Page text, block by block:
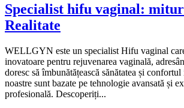
Specialist hifu vaginal:
Realitate
WELLGYN este un specialist Hifu vaginal
inovatoare pentru rejuvenarea vaginală,
doresc să îmbunătățească sănătatea și
noastre sunt bazate pe tehnologie avansată și
profesională. Descoperiți...